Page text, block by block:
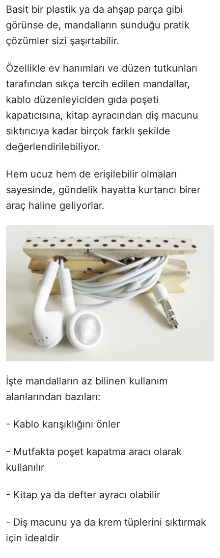
Basit bir plastik ya da ahşap parça gibi
görünse de, mandalların sunduğu pratik
çözümler sizi şaşırtabilir.
Özellikle ev hanımları ve düzen tutkunları
tarafından sıkça tercih edilen mandallar,
kablo düzenleyiciden gıda poşeti
kapatıcısına, kitap ayracından diş macunu
sıktırıcıya kadar birçok farklı şekilde
değerlendirilebiliyor.
Hem ucuz hem de erişilebilir olmaları
sayesinde, gündelik hayatta kurtarıcı birer
araç haline geliyorlar.
İşte mandalların az bilinen kullanım
alanlarından bazıları:
- Kablo karışıklığını önler
- Mutfakta poşet kapatma aracı olarak
kullanılır
- Kitap ya da defter ayracı olabilir
- Diş macunu ya da krem tüplerini sıktırmak
için idealdir